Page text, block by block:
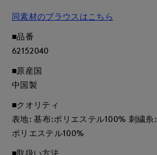
同素材のブラウスはこちら
■品番
62152040
■原産国
中国製
■クオリティ
表地: 基布:ポリエステル100% 刺繍
ポリエステル100%